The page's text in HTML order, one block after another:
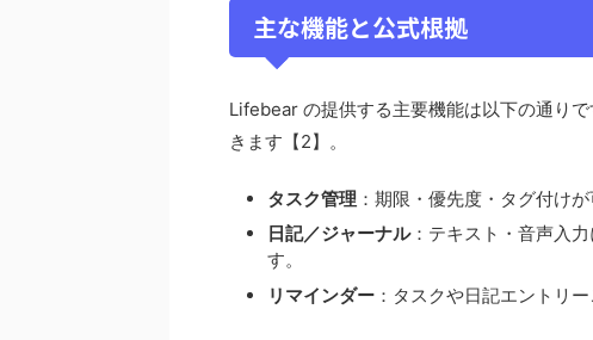
主な機能と公式根拠
Lifebear の提供する主要機能は以下の通り
きます【2】。
タスク管理 ：期限・優先度・タグ付け
日記／ジャーナル：テキスト・音声入
す。
リマインダー ：タスクや日記エントリ